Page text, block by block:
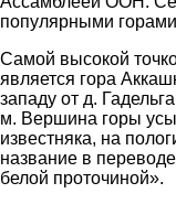
популярными
Самой высокой
является гора
западу от д.
м. Вершина горы
известняка, на
название в
белой проточиной».